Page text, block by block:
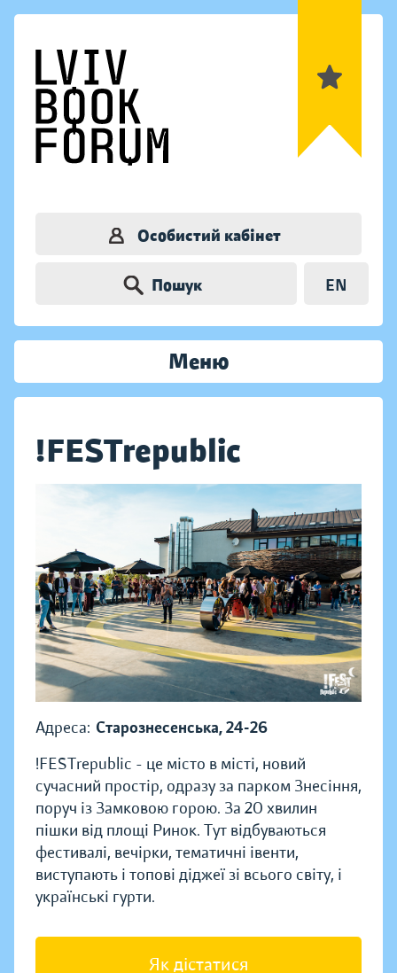
Особистий кабінет
Пошук EN
Меню
!FESTrepublic
Адреса: Старознесенська, 24-26
!FESTrepublic - це місто в місті, новий
сучасний простір, одразу за парком Знесіння,
поруч із Замковою горою. За 20 хвилин
пішки від площі Ринок. Тут відбуваються
фестивалі, вечірки, тематичні івенти,
виступають і топові діджеї зі всього світу, і
українські гурти.
Як дістатися